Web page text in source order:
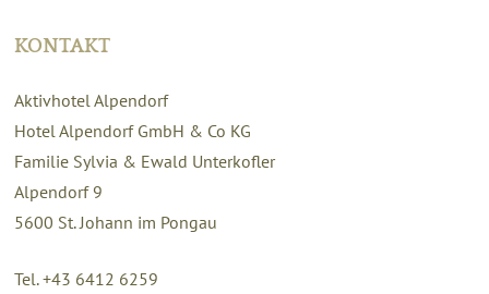
KONTAKT
Aktivhotel Alpendorf
Hotel Alpendorf GmbH & Co KG
Familie Sylvia & Ewald Unterkofler
Alpendorf 9
5600 St. Johann im Pongau
Tel. +43 6412 6259